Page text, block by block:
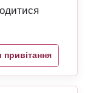
привітання